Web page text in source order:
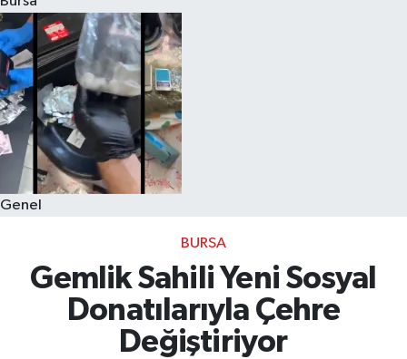
Genel
BURSA
Gemlik Sahili Yeni Sosyal
Donatılarıyla Çehre
Değiştiriyor
Eğitim
Sağlık
Dünya
Magazin
Kültür & Sanat
Teknoloji